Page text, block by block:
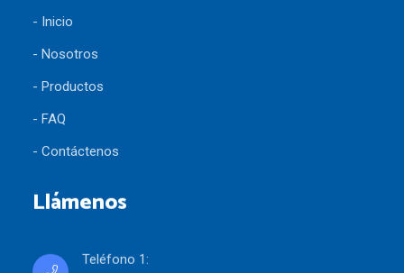
- Inicio
- Nosotros
- Productos
- FAQ
- Contáctenos
Llámenos
Teléfono 1: